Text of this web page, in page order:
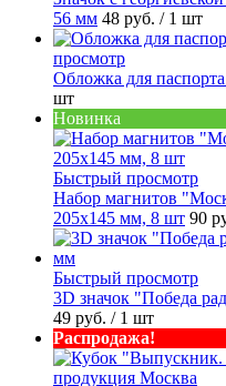
56 мм 48 руб. / 1 шт
просмотр
Обложка для
шт
Новинка
Быстрый просмотр
Набор магнитов
205х145 мм, 8 шт 90
Быстрый просмотр
3D значок "Победа
49 руб. / 1 шт
Распродажа!